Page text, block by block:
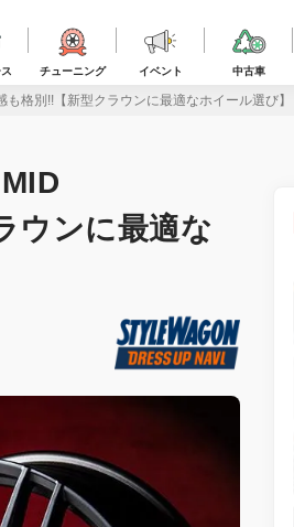
チューニング イベント 中古車
格別!!【新型クラウンに最適なホイール選び】
ウンに最適な